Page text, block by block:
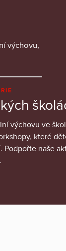
výchovu,
výchovu ve
které
naše